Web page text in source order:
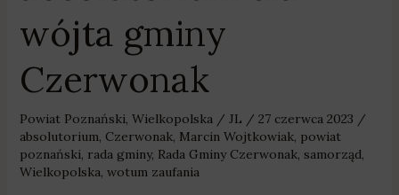
wójta gminy
Czerwonak
Powiat Poznański, Wielkopolska/ JL / 27 czerwca 2023 /
absolutorium, Czerwonak, Marcin Wojtkowiak, powiat
poznański, rada gminy, Rada Gminy Czerwonak, samorząd,
Wielkopolska, wotum zaufania
Czerwonak